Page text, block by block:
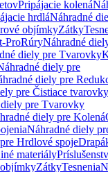
Pripájacie kolená
hrdláNáhradné
objímkyZátky
ProRúryNáhradné
diely pre Tvarovky
diely pre
diely pre
pre Čistiace tvarovky
pre Tvarovky
diely pre Kolená
Náhradné diely
Hrdlové spoje
materiály
ZátkyTesnenia